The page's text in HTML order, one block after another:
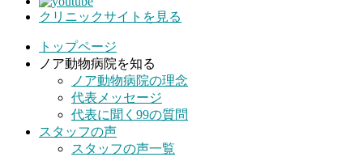
クリニックサイトを見る
トップページ
ノア動物病院を知る
ノア動物病院の理念
代表メッセージ
代表に聞く99の質問
スタッフの声
スタッフの声一覧